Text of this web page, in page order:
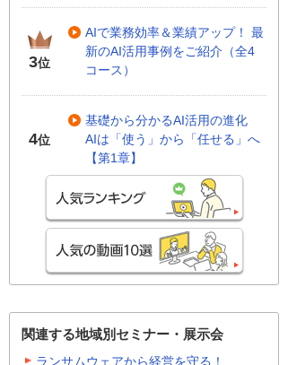
3位
AIで業務効率＆業績アップ！ 最
新のAI活用事例をご紹介（全4
コース）
4位
基礎から分かるAI活用の進化
AIは「使う」から「任せる」へ
【第1章】
関連する地域別セミナー・展示会
ランサムウェアから経営を守る！